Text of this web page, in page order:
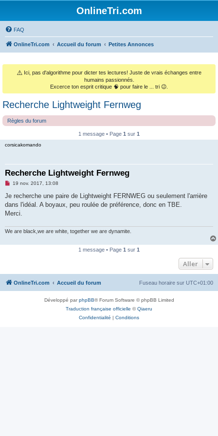
OnlineTri.com
FAQ
OnlineTri.com Accueil du forum Petites Annonces
⚠️ Ici, pas d'algorithme pour dicter tes lectures! Juste de vrais échanges entre
humains passionnés.
Excerce ton esprit critique 🧠 pour faire le ... tri 😉.
Recherche Lightweight Fernweg
Règles du forum
1 message • Page 1 sur 1
corsicakomando
Recherche Lightweight Fernweg
M
s
a
g
o
19 nov. 2017, 13:08
Je recherche une paire de Lightweight FERNWEG ou seulement l'arrière
dans l'idéal. A boyaux, peu roulée de préférence, donc en TBE.
Merci.
We are black,we are white, together we are dynamite.
1 message • Page 1 sur 1
Aller
OnlineTri.com Accueil du forum Fuseau horaire sur UTC+01:00
Développé parphpBB® Forum Software © phpBB Limited
Traduction française officielle ©Qiaeru
Confidentialité
Conditions